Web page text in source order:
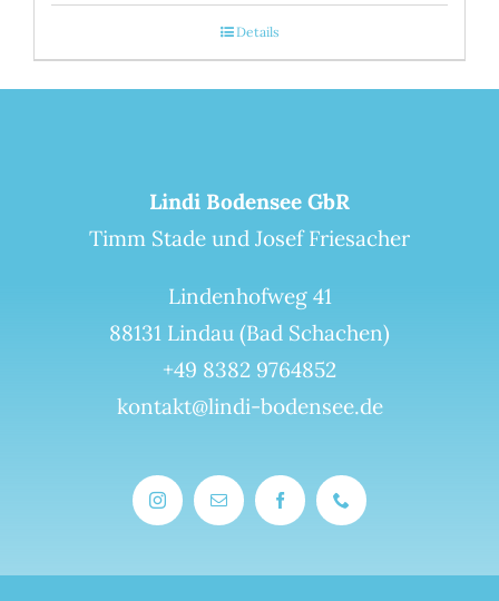
Details
Lindi Bodensee GbR
Timm Stade und Josef Friesacher
Lindenhofweg 41
88131 Lindau (Bad Schachen)
+49 8382 9764852
kontakt@lindi-bodensee.de